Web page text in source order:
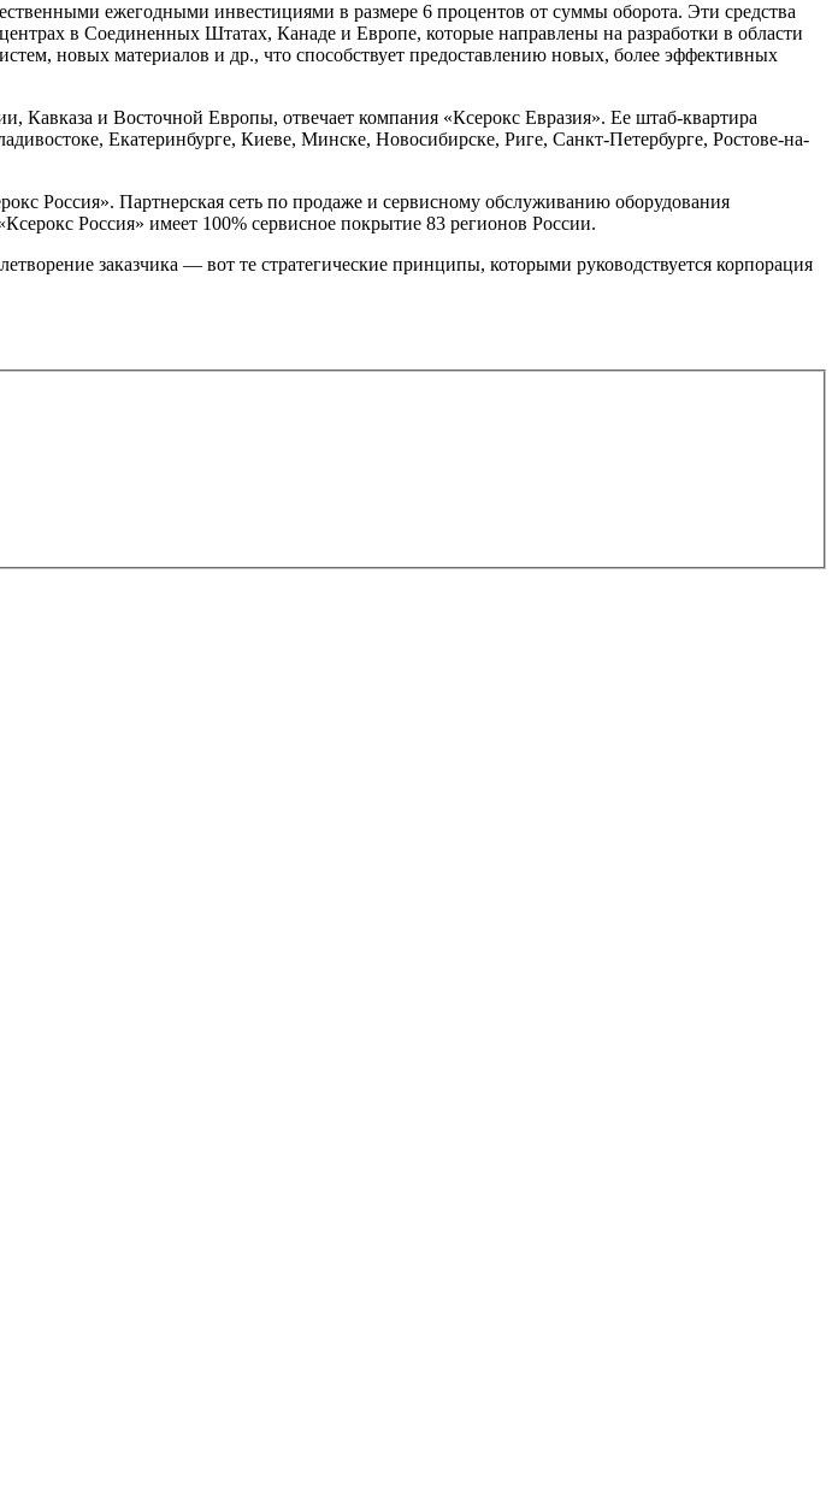
ежегодными инвестициями в размере 6 процентов от суммы оборота. Эти средства
в Соединенных Штатах, Канаде и Европе, которые направлены на разработки в области
новых материалов и др., что способствует предоставлению новых, более эффективных
и Восточной Европы, отвечает компания «Ксерокс Евразия». Ее штаб-квартира
Екатеринбурге, Киеве, Минске, Новосибирске, Риге, Санкт-Петербурге, Ростове-на-
Россия». Партнерская сеть по продаже и сервисному обслуживанию оборудования
Россия» имеет 100% сервисное покрытие 83 регионов России.
заказчика — вот те стратегические принципы, которыми руководствуется корпорация